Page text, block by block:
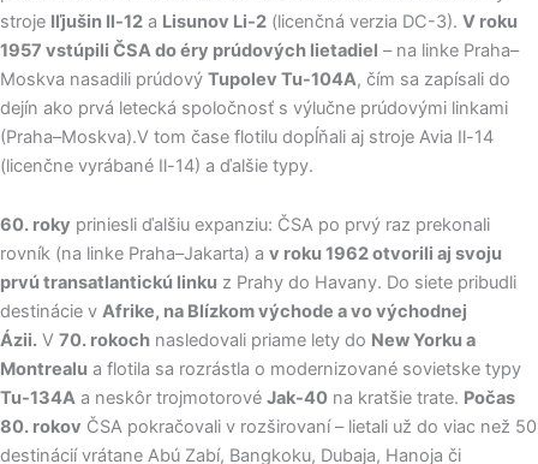
stroje Iľjušin Il-12 a Lisunov Li-2 (licenčná verzia DC-3). V roku
1957 vstúpili ČSA do éry prúdových lietadiel – na linke Praha–
Moskva nasadili prúdový Tupolev Tu-104A, čím sa zapísali do
dejín ako prvá letecká spoločnosť s výlučne prúdovými linkami
(Praha–Moskva).V tom čase flotilu dopĺňali aj stroje Avia Il-14
(licenčne vyrábané Il-14) a ďalšie typy.
60. roky priniesli ďalšiu expanziu: ČSA po prvý raz prekonali
rovník (na linke Praha–Jakarta) a v roku 1962 otvorili aj svoju
prvú transatlantickú linku z Prahy do Havany. Do siete pribudli
destinácie v Afrike, na Blízkom východe a vo východnej
Ázii. V 70. rokoch nasledovali priame lety do New Yorku a
Montrealu a flotila sa rozrástla o modernizované sovietske typy
Tu-134A a neskôr trojmotorové Jak-40 na kratšie trate. Počas
80. rokov ČSA pokračovali v rozširovaní – lietali už do viac než 50
destinácií vrátane Abú Zabí, Bangkoku, Dubaja, Hanoja či